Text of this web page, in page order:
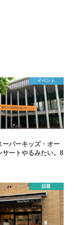
イベント
ーパーキッズ・オー
サートやるみたい。8
話題